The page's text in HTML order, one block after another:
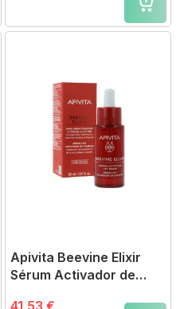
Apivita Beevine Elixir
Sérum Activador de